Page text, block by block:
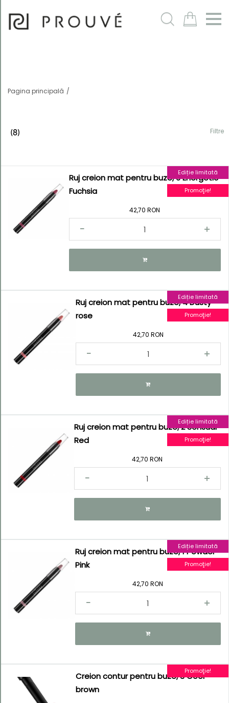
m
Pagina principală
(8) Filtre
Ediție limitată
Promoţie!
Ruj creion mat pentru buze, 6 Energetic
Fuchsia
42,70 RON
Ediție limitată
Promoţie!
Ruj creion mat pentru buze, 4 Dusty
rose
42,70 RON
Ediție limitată
Promoţie!
Ruj creion mat pentru buze, 2 Sensual
Red
42,70 RON
Ediție limitată
Promoţie!
Ruj creion mat pentru buze, 1 Powder
Pink
42,70 RON
Promoţie!
Creion contur pentru buze, 3 Cool
brown
Filtre
Numele în
ordine
Kategorie